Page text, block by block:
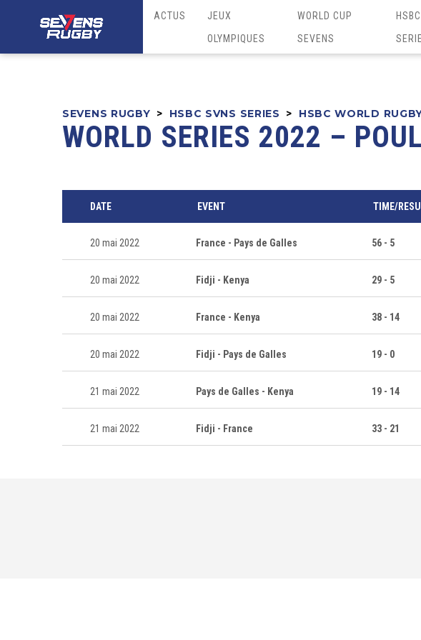
ACTUS
JEUX
OLYMPIQUES
WORLD CUP
SEVENS
SEVENS RUGBY > HSBC SVNS SERIES > HSBC WORLD
WORLD SERIES 2022 –
DATE EVENT TIME/
20 mai 2022 France - Pays de Galles 56 - 5
20 mai 2022 Fidji - Kenya 29 - 5
20 mai 2022 France - Kenya 38 - 14
20 mai 2022 Fidji - Pays de Galles 19 - 0
21 mai 2022 Pays de Galles - Kenya 19 - 14
21 mai 2022 Fidji - France 33 - 21